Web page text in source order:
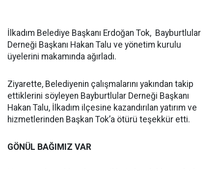
İlkadım Belediye Başkanı Erdoğan Tok, Bayburtlular
Derneği Başkanı Hakan Talu ve yönetim kurulu
üyelerini makamında ağırladı.
Ziyarette, Belediyenin çalışmalarını yakından takip
ettiklerini söyleyen Bayburtlular Derneği Başkanı
Hakan Talu, İlkadım ilçesine kazandırılan yatırım ve
hizmetlerinden Başkan Tok’a ötürü teşekkür etti.
GÖNÜL BAĞIMIZ VAR